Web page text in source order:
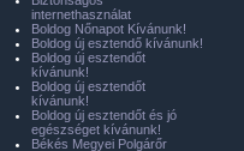
internethasználat
Boldog Nőnapot Kívánunk!
Boldog új esztendő kívánunk!
Boldog új esztendőt
kívánunk!
Boldog új esztendőt
kívánunk!
Boldog új esztendőt és jó
egészséget kívánunk!
Békés Megyei Polgárőr